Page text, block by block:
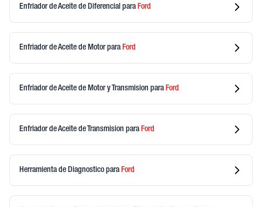
Enfriador de Aceite de Diferencial para Ford
Enfriador de Aceite de Motorpara Ford
Enfriador de Aceite de Motor y Transmision para Ford
Enfriador de Aceite de Transmision para Ford
Herramienta de Diagnostico para Ford